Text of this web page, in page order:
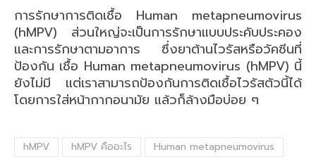
การรักษาการติดเชื้อ Human metapneumovirus
(hMPV) ส่วนใหญ่จะเป็นการรักษาแบบประคับประคอง
และการรักษาตามอาการ ซึ่งยาต้านไวรัสหรือวัคซีนที่
ป้องกัน เชื้อ Human metapneumovirus (hMPV) นี้
ยังไม่มี แต่เราสามารถป้องกันการติดเชื้อไวรัสตัวนี้ได้
โดยการใส่หน้ากากอนามัย แล้วก็ล้างมือบ่อย ๆ
hMPV hMPV คืออะไร Human metapneumovirus